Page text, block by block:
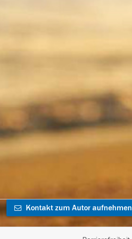
Kontakt zum Autor aufnehmen